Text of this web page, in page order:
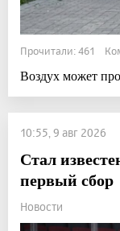
Прочитали: 461
Воздух может
10:55, 9 авг 2026
Стал
первый сбор
Новости